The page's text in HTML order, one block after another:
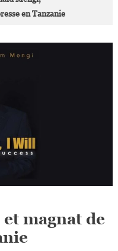
en Tanzanie
magnat de